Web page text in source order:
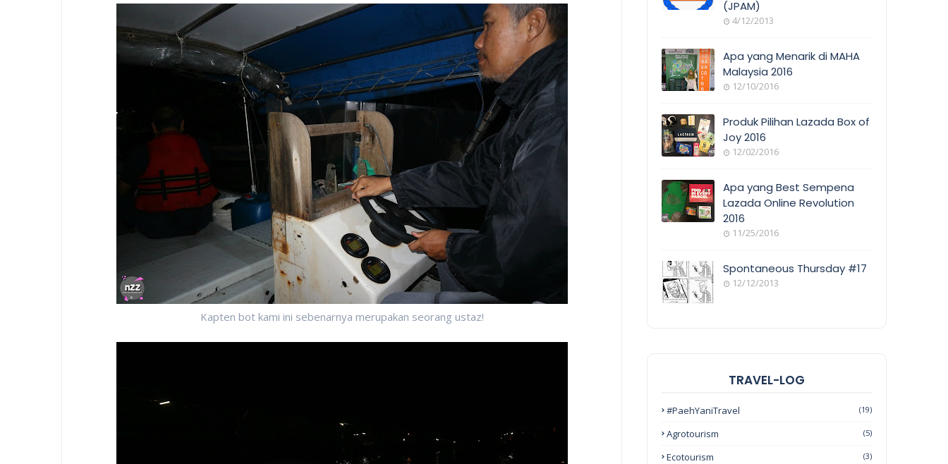
Kapten bot kami ini sebenarnya merupakan seorang ustaz!
(JPAM)
4/12/2013
Apa yang Menarik di MAHA
Malaysia 2016
12/10/2016
Produk Pilihan Lazada Box of
Joy 2016
12/02/2016
Apa yang Best Sempena
Lazada Online Revolution
2016
11/25/2016
Spontaneous Thursday #17
12/12/2013
TRAVEL-LOG
#PaehYaniTravel (19)
Agrotourism (5)
Ecotourism (3)